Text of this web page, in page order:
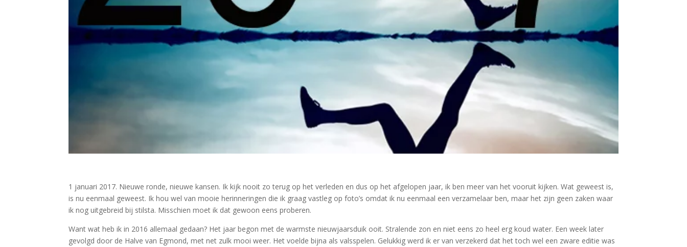
1 januari 2017. Nieuwe ronde, nieuwe kansen. Ik kijk nooit zo terug op het verleden en dus op het afgelopen jaar, ik ben meer van het vooruit kijken. Wat geweest is,
is nu eenmaal geweest. Ik hou wel van mooie herinneringen die ik graag vastleg op foto’s omdat ik nu eenmaal een verzamelaar ben, maar het zijn geen zaken waar
ik nog uitgebreid bij stilsta. Misschien moet ik dat gewoon eens proberen.
Want wat heb ik in 2016 allemaal gedaan? Het jaar begon met de warmste nieuwjaarsduik ooit. Stralende zon en niet eens zo heel erg koud water. Een week later
gevolgd door de Halve van Egmond, met net zulk mooi weer. Het voelde bijna als valsspelen. Gelukkig werd ik er van verzekerd dat het toch wel een zware editie was